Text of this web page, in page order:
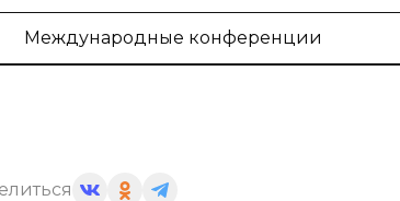
Международные конференции